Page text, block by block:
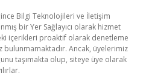
Bilgi Teknolojileri ve İletişim
bir Yer Sağlayıcı olarak hizmet
içerikleri proaktif olarak denetleme
bulunmamaktadır. Ancak, üyelerimiz
taşımakta olup, siteye üye olarak